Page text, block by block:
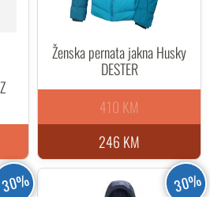
Ženska pernata jakna Husky
DESTER
246 KM
410 KM
30% 30%